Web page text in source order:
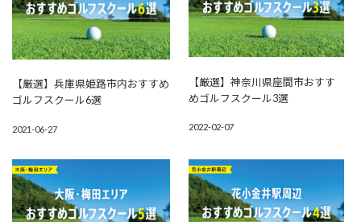
【厳選】兵庫県姫路市内おすすめ
ゴルフスクール6選
2021-06-27
【厳選】神奈川県座間市おすす
めゴルフスクール3選
2022-02-07